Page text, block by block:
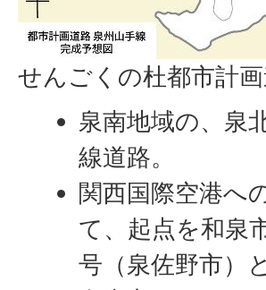
せんごくの杜都市計
泉南地域の、泉
線道路。
関西国際空港へ
て、起点を和泉
号（泉佐野市）